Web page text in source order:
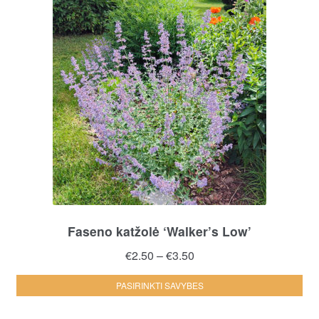
Faseno katžolė ‘Walker’s Low’
€2.50 –€3.50Price
range:
€2.50
PASIRINKTI SAVYBES